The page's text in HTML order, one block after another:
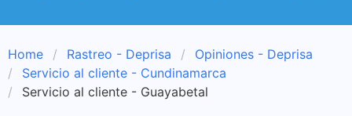
Home Rastreo - Deprisa
Opiniones - Deprisa
Servicio al cliente - Cundinamarca
Servicio al cliente - Guayabetal